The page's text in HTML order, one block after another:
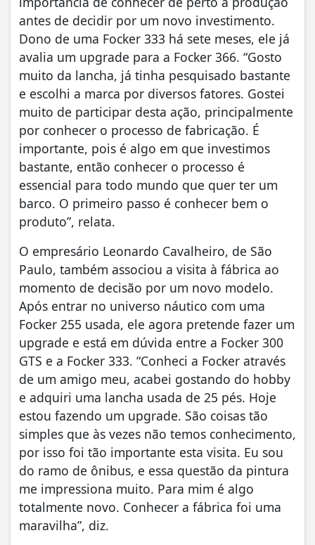
antes de decidir por um novo investimento.
Dono de uma Focker 333 há sete meses, ele já
avalia um upgrade para a Focker 366. “Gosto
muito da lancha, já tinha pesquisado bastante
e escolhi a marca por diversos fatores. Gostei
muito de participar desta ação, principalmente
por conhecer o processo de fabricação. É
importante, pois é algo em que investimos
bastante, então conhecer o processo é
essencial para todo mundo que quer ter um
barco. O primeiro passo é conhecer bem o
produto”, relata.
O empresário Leonardo Cavalheiro, de São
Paulo, também associou a visita à fábrica ao
momento de decisão por um novo modelo.
Após entrar no universo náutico com uma
Focker 255 usada, ele agora pretende fazer um
upgrade e está em dúvida entre a Focker 300
GTS e a Focker 333. “Conheci a Focker através
de um amigo meu, acabei gostando do hobby
e adquiri uma lancha usada de 25 pés. Hoje
estou fazendo um upgrade. São coisas tão
simples que às vezes não temos conhecimento,
por isso foi tão importante esta visita. Eu sou
do ramo de ônibus, e essa questão da pintura
me impressiona muito. Para mim é algo
totalmente novo. Conhecer a fábrica foi uma
maravilha”, diz.